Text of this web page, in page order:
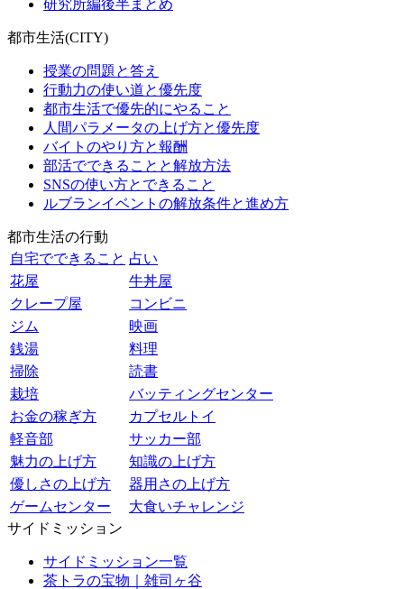
研究所編後半まとめ
都市生活(CITY)
授業の問題と答え
行動力の使い道と優先度
都市生活で優先的にやること
人間パラメータの上げ方と優先度
バイトのやり方と報酬
部活でできることと解放方法
SNSの使い方とできること
ルブランイベントの解放条件と進め方
都市生活の行動
自宅でできること 占い
花屋
牛丼屋
クレープ屋
コンビニ
ジム
映画
銭湯
料理
掃除
読書
栽培
バッティングセンター
お金の稼ぎ方
カプセルトイ
軽音部
サッカー部
魅力の上げ方
知識の上げ方
優しさの上げ方
器用さの上げ方
ゲームセンター
大食いチャレンジ
サイドミッション
サイドミッション一覧
茶トラの宝物｜雑司ヶ谷